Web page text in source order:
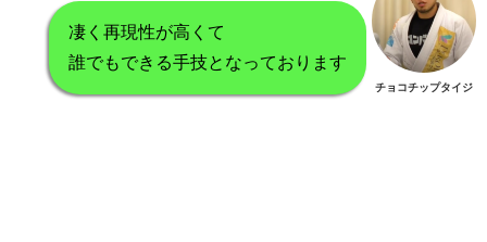
凄く再現性が高くて
誰でもできる手技となっております
チョコチップタイジ